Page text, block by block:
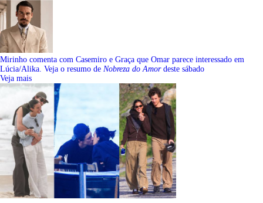
Mirinho comenta com Casemiro e Graça que Omar parece interessado em
Lúcia/Alika. Veja o resumo de Nobreza do Amordeste sábado
Veja mais